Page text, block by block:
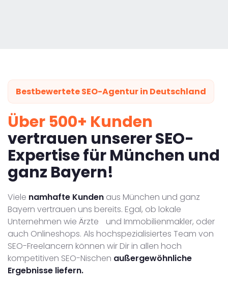
Bestbewertete SEO-Agentur in Deutschland
Über 500+ Kunden
vertrauen unserer SEO-
Expertise für München und
ganz Bayern!
Viele namhafte Kunden aus München und ganz
Bayern vertrauen uns bereits. Egal, ob lokale
Unternehmen wie Ärzte und Immobilienmakler, oder
auch Onlineshops. Als hochspezialisiertes Team von
SEO-Freelancern können wir Dir in allen hoch
kompetitiven SEO-Nischen außergewöhnliche
Ergebnisse liefern.